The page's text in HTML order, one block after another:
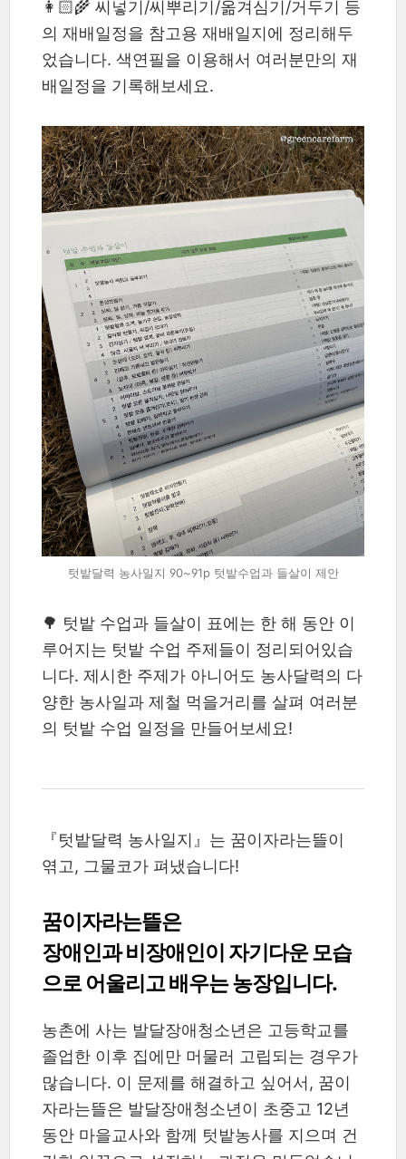
👩🏻‍🌾 씨넣기/씨뿌리기/옮겨심기/거두기 등
의 재배일정을 참고용 재배일지에 정리해두
었습니다. 색연필을 이용해서 여러분만의 재
배일정을 기록해보세요.
텃밭달력 농사일지 90~91p 텃밭수업과 들살이 제안
🌳 텃밭 수업과 들살이 표에는 한 해 동안 이
루어지는 텃밭 수업 주제들이 정리되어있습
니다. 제시한 주제가 아니어도 농사달력의 다
양한 농사일과 제철 먹을거리를 살펴 여러분
의 텃밭 수업 일정을 만들어보세요!
『텃밭달력 농사일지』는 꿈이자라는뜰이
엮고, 그물코가 펴냈습니다!
꿈이자라는뜰은
장애인과 비장애인이 자기다운 모습
으로 어울리고 배우는 농장입니다.
농촌에 사는 발달장애청소년은 고등학교를
졸업한 이후 집에만 머물러 고립되는 경우가
많습니다. 이 문제를 해결하고 싶어서, 꿈이
자라는뜰은 발달장애청소년이 초중고 12년
동안 마을교사와 함께 텃밭농사를 지으며 건